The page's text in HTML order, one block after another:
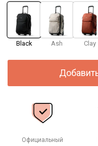
Black Ash Clay
Официальный